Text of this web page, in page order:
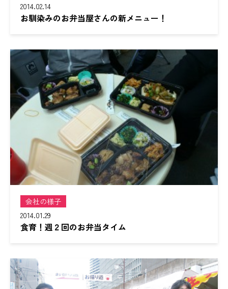
2014.02.14
お馴染みのお弁当屋さんの新メニュー！
会社の様子
2014.01.29
食育！週２回のお弁当タイム